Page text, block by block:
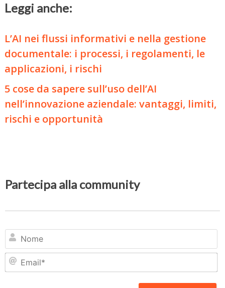
Leggi anche:
L’AI nei flussi informativi e nella gestione
documentale: i processi, i regolamenti, le
applicazioni, i rischi
5 cose da sapere sull’uso dell’AI
nell’innovazione aziendale: vantaggi, limiti,
rischi e opportunità
Partecipa alla community